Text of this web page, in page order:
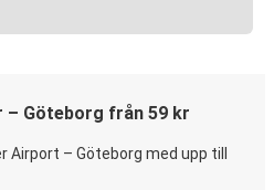
– Göteborg från 59 kr
Airport – Göteborg med upp till